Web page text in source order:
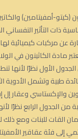
(كيتو-أمفيتامين)
ذات التأثير
عن مركبات كيميائية
مادة الكاثينون في
الأول نظرًا لأنها
طبية وتشمل الأدوية
والإكستاسي وعقار
الجدول الرابع نظرًا
القات للبنات ومع ذلك
إلى فئة عقاقير